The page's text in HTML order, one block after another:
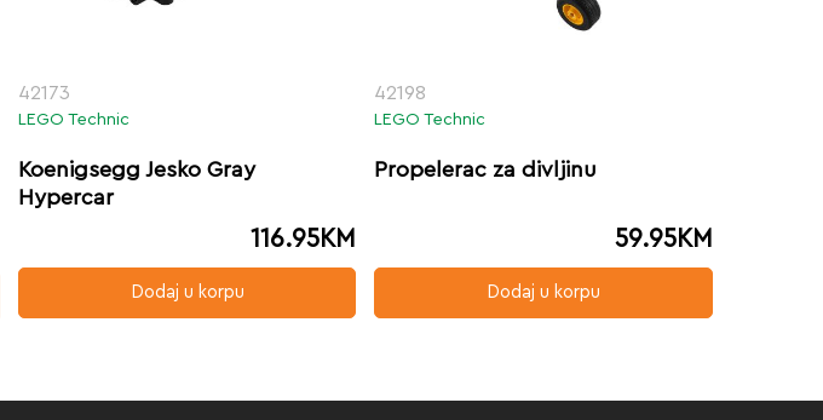
42173
LEGO Technic
Koenigsegg Jesko Gray
Hypercar
116.95KM
Dodaj u korpu
42198
LEGO Technic
Propelerac za divljinu
59.95KM
Dodaj u korpu